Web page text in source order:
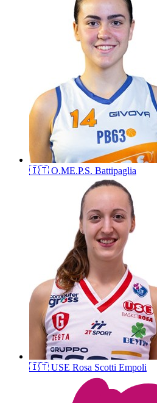
🇮🇹 O.ME.P.S. Battipaglia
🇮🇹 USE Rosa Scotti Empoli